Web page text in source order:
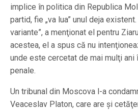
implice în politica din Republica
partid, fie „va lua” unul deja
variante”, a menţionat el pentru
acestea, el a spus că nu
unde este cercetat de mai mulţi ani
penale.
Un tribunal din Moscova l-a
Veaceslav Platon, care are şi